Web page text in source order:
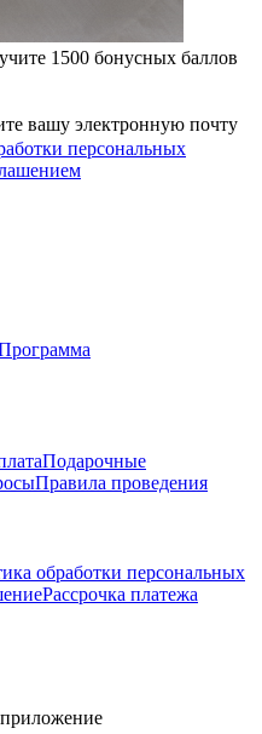
1500 бонусных баллов
вашу электронную почту
персональных
Подарочные
Правила проведения
обработки персональных
Рассрочка платежа
приложение